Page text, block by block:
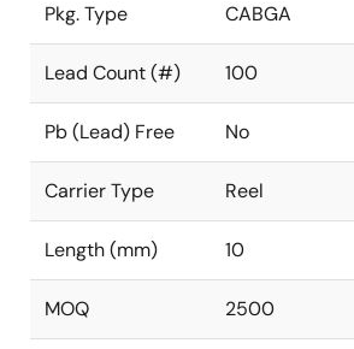
Pkg. Type CABGA
Lead Count (#) 100
Pb (Lead) Free No
Carrier Type Reel
Length (mm) 10
MOQ 2500